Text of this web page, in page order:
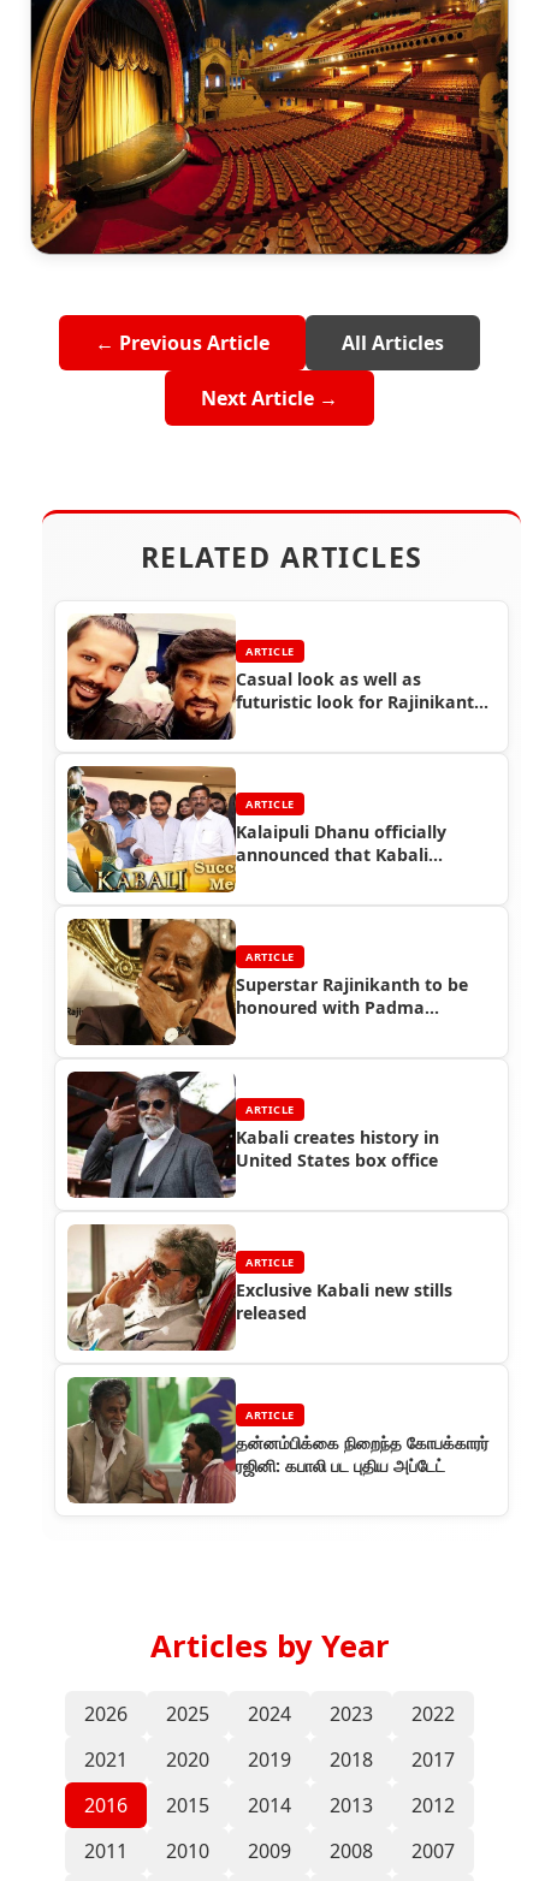
← Previous Article All Articles
Next Article →
RELATED ARTICLES
ARTICLE
Casual look as well as
futuristic look for Rajinikanth
S
ARTICLE
Kalaipuli Dhanu officially
announced that Kabali
ARTICLE
Superstar Rajinikanth to be
honoured with Padma
ARTICLE
Kabali creates history in
United States box office
ARTICLE
Exclusive Kabali new stills
released
ARTICLE
தன்னம்பிக்கை நிறைந்த கோபக்காரர்
ரஜினி: கபாலி பட புதிய அப்டேட்
Articles by Year
2026 2025 2024 2023
2022
2021
2020 2019 2018
2017
2016
2015 2014 2013
2012
2011
2010 2009 2008
2007